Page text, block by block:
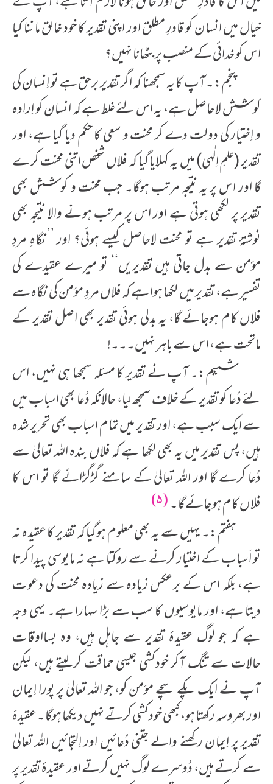
خیال میں انسان کو قادرِ مطلق اور اپنی تقدیر کا خود خالق ماننا کیا
اس کو خدائی کے منصب پر بٹھانا نہیں؟
پنجم:۔ آپ کا یہ سمجھنا کہ اگر تقدیر برحق ہے تو اِنسان کی
کوشش لاحاصل ہے، یہ اس لئے غلط ہے کہ انسان کو اِرادہ
و اِختیار کی دولت دے کر محنت و سعی کا حکم دیا گیا ہے، اور
تقدیر (علمِ اِلٰہی) میں یہ کہلایا گیا کہ فلاں شخص اتنی محنت کرے
گا اور اس پر یہ نتیجہ مرتب ہوگا۔ جب محنت و کوشش بھی
تقدیر پر لکھی ہوتی ہے اور اس پر مرتب ہونے والا نتیجہ بھی
نوشتۂ تقدیر ہے تو محنت لاحاصل کیسے ہوئی؟ اور ’’نگاہِ مردِ
مؤمن سے بدل جاتی ہیں تقدیریں‘‘ تو میرے عقیدے کی
تفسیر ہے، تقدیر میں لکھا ہوا ہے کہ فلاں مردِ مؤمن کی نگاہ سے
فلاں کام ہوجائے گا، یہ بدلی ہوئی تقدیر بھی اصل تقدیر کے
ماتحت ہے، اس سے باہر نہیں۔۔۔!
ششم:۔ آپ نے تقدیر کا مسئلہ سمجھا ہی نہیں، اس
لئے دُعا کو تقدیر کے خلاف سمجھ لیا، حالانکہ دُعا بھی اسباب میں
سے ایک سبب ہے، اور تقدیر میں تمام اسباب بھی تحریر شدہ
ہیں، پس تقدیر میں یہ بھی لکھا ہے کہ فلاں بندہ اللہ تعالیٰ سے
دُعا کرے گا اور اللہ تعالیٰ کے سامنے گڑگڑائے گا تو اس کا
فلاں کام ہوجائے گا۔(۵)
ہفتم:۔ یہیں سے یہ بھی معلوم ہوگیا کہ تقدیر کا عقیدہ نہ
تو اَسباب کے اختیار کرنے سے روکتا ہے نہ مایوسی پیدا کرتا
ہے، بلکہ اس کے برعکس زیادہ سے زیادہ محنت کی دعوت
دیتا ہے، اور مایوسیوں کا سب سے بڑا سہارا ہے۔ یہی وجہ
ہے کہ جو لوگ عقیدۂ تقدیر سے جاہل ہیں، وہ بسااوقات
حالات سے تنگ آکر خودکشی جیسی حماقت کرلیتے ہیں، لیکن
آپ نے ایک پکے سچے مؤمن کو، جو اللہ تعالیٰ پر پورا اِیمان
اور بھروسہ رکھتا ہو، کبھی خودکشی کرتے نہیں دیکھا ہوگا۔ عقیدۂ
تقدیر پر اِیمان رکھنے والے جتنی دُعائیں اور اِلتجائیں اللہ تعالیٰ
سے کرتے ہیں، دُوسرے لوگ نہیں کرتے اور عقیدۂ تقدیر پر